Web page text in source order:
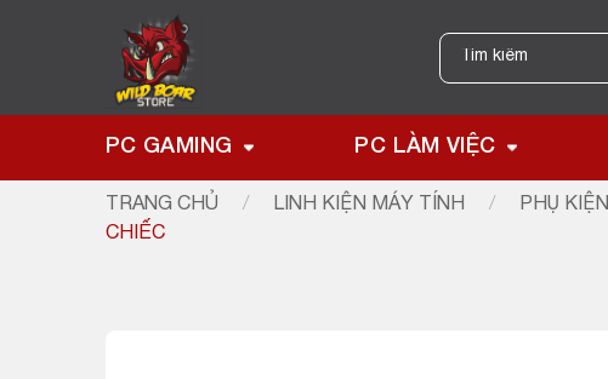
Tìm
kiếm:
PC GAMING PC LÀM VIỆC
TRANG CHỦ / LINH KIỆN MÁY TÍNH / PHỤ KIỆN
CHIẾC